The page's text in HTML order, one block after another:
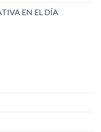
EN EL DÍA